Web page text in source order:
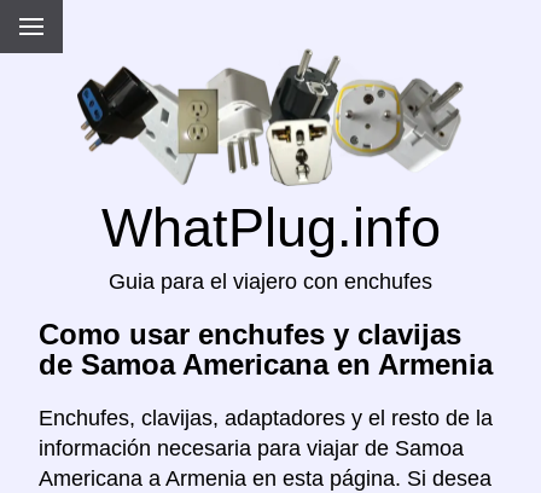
WhatPlug.info
Guia para el viajero con enchufes
Como usar enchufes y clavijas
de Samoa Americana en Armenia
Enchufes, clavijas, adaptadores y el resto de la
información necesaria para viajar de Samoa
Americana a Armenia en esta página. Si desea